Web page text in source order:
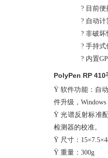
? 目前
? 自动
? 非破坏
? 手持式
? 内置
PolyPen RP 410
Ÿ软件功能：自
件升级， Windows
Ÿ光谱反射标准
检测器的校准。
Ÿ 尺寸：15×7.5×
Ÿ 重量：300g